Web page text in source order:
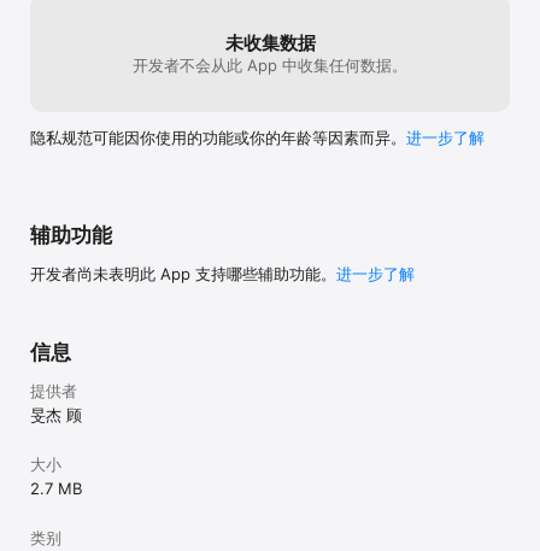
未收集数据
开发者不会从此 App 中收集任何数据。
隐私规范可能因你使用的功能或你的年龄等因素而异。 进一步了解
辅助功能
开发者尚未表明此 App 支持哪些辅助功能。 进一步了解
信息
提供者
旻杰 顾
大小
2.7 MB
类别